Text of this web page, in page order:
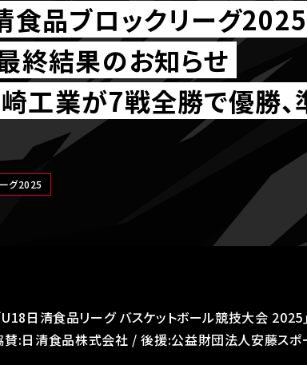
食品ブロックリーグ2025
終結果のお知らせ
工業が7戦全勝で優勝
グ2025
日清食品リーグ バスケットボール競技大会
:日清食品株式会社 / 後援:公益財団法人安藤スポ